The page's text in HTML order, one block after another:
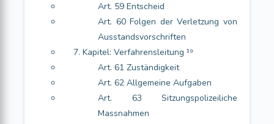
Art. 59 Entscheid
Art. 60 Folgen der Verletzung von
Ausstandsvorschriften
7. Kapitel: Verfahrensleitung ¹⁹
Art. 61 Zuständigkeit
Art. 62 Allgemeine Aufgaben
Art. 63 Sitzungspolizeiliche
Massnahmen